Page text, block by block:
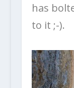
has
to it ;-).